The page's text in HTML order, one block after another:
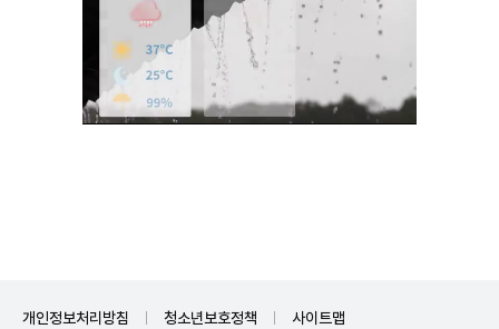
개인정보처리방침 청소년보호정책 사이트맵